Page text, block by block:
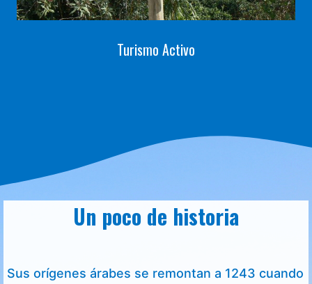
Turismo Activo
Un poco de historia
Sus orígenes árabes se remontan a 1243 cuando